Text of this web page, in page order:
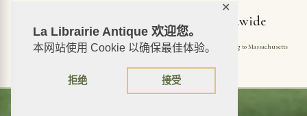
La Librairie Antique 欢迎您。
本网站使用 Cookie 以确保最佳体验。
拒绝 接受
✕
📦 We ship antiquarian books worldwide
Shipping to USA Shipping to New York Shipping to California
Shipping to Massachusetts